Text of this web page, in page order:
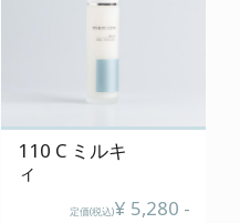
110 C ミルキ
ィ
定価(税込)¥ 5,280 -